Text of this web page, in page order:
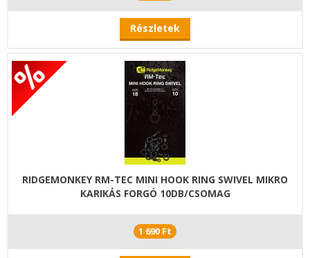
Részletek
RIDGEMONKEY RM-TEC MINI HOOK RING SWIVEL MIKRO
KARIKÁS FORGÓ 10DB/CSOMAG
1 690 Ft